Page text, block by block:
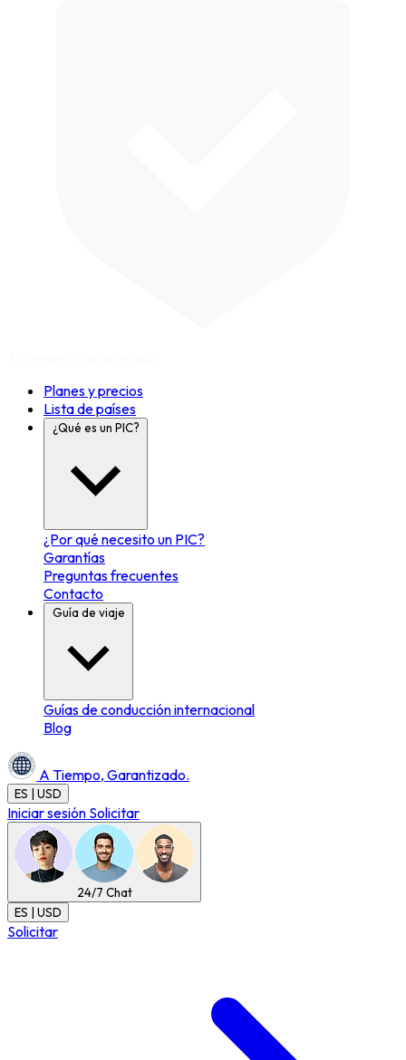
Planes y precios
Lista de países
¿Qué es un PIC?
¿Por qué necesito un PIC?
Garantías
Preguntas frecuentes
Contacto
Guía de viaje
Guías de conducción internacional
Blog
A Tiempo, Garantizado.
ES | USD
Iniciar sesión Solicitar
24/7 Chat
ES | USD
Solicitar